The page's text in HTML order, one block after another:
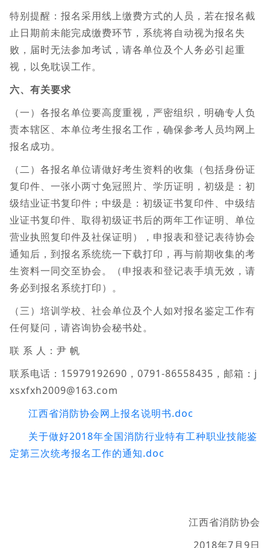
特别提醒：报名采用线上缴费方式的人员，若在报名截
止日期前未能完成缴费环节，系统将自动视为报名失
败，届时无法参加考试，请各单位及个人务必引起重
视，以免耽误工作。
六、有关要求
（一）各报名单位要高度重视，严密组织，明确专人负
责本辖区、本单位考生报名工作，确保参考人员均网上
报名成功。
（二）各报名单位请做好考生资料的收集（包括身份证
复印件、一张小两寸免冠照片、学历证明，初级是：初
级结业证书复印件；中级是：初级证书复印件、中级结
业证书复印件、取得初级证书后的两年工作证明、单位
营业执照复印件及社保证明），申报表和登记表待协会
通知后，到报名系统统一下载打印，再与前期收集的考
生资料一同交至协会。（申报表和登记表手填无效，请
务必到报名系统打印）。
（三）培训学校、社会单位及个人如对报名鉴定工作有
任何疑问，请咨询协会秘书处。
联 系 人：尹 帆
联系电话：15979192690，0791-86558435，邮箱：j
xsxfxh2009@163.com
江西省消防协会网上报名说明书.doc
关于做好2018年全国消防行业特有工种职业技能鉴
定第三次统考报名工作的通知.doc
江西省消防协会
2018年7月9日